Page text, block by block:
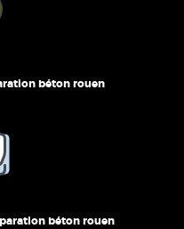
béton rouen
béton rouen